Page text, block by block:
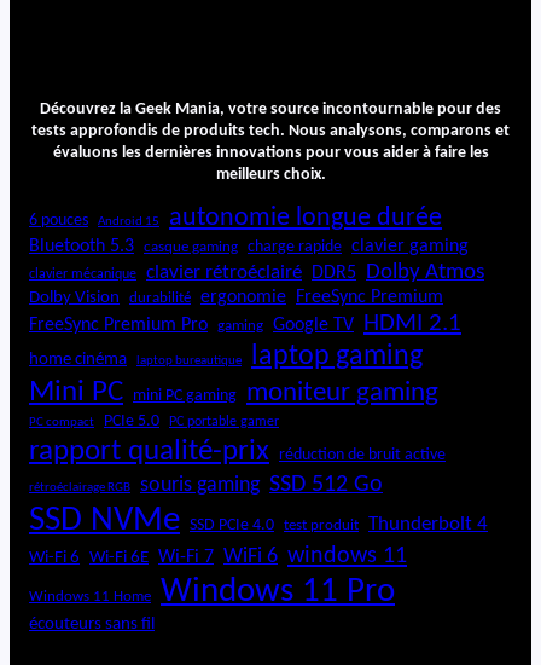
Découvrez la Geek Mania, votre source incontournable pour des
tests approfondis de produits tech. Nous analysons, comparons et
évaluons les dernières innovations pour vous aider à faire les
meilleurs choix.
6 pouces Android 15 autonomie longue durée
Bluetooth 5.3 casque gaming charge rapide clavier gaming
clavier mécanique clavier rétroéclairé DDR5 Dolby Atmos
Dolby Vision durabilité ergonomie FreeSync Premium
FreeSync Premium Pro
gaming Google TV HDMI 2.1
home cinéma laptop bureautique laptop gaming
Mini PC mini PC gaming moniteur gaming
PC compact PCIe 5.0 PC portable gamer
rapport qualité-prix réduction de bruit active
rétroéclairage RGB souris gaming SSD 512 Go
SSD NVMe SSD PCIe 4.0 test produit Thunderbolt 4
Wi-Fi 6 Wi-Fi 6E Wi-Fi 7 WiFi 6 windows 11
Windows 11 Home Windows 11 Pro
écouteurs sans fil